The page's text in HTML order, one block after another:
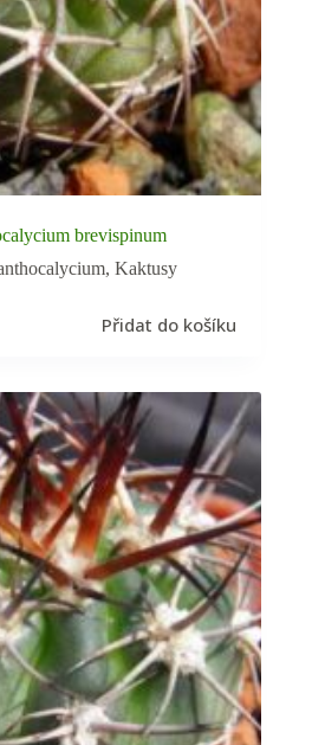
brevispinum
,Kaktusy
Přidat do košíku